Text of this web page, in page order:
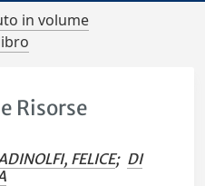
in volume
Risorse
FELICE; DI